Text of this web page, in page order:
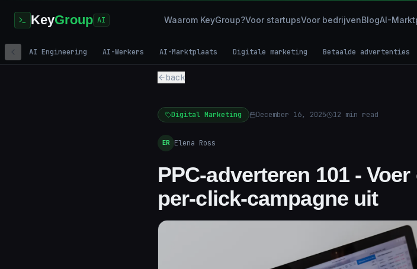
KeyGroup AI Waarom KeyGroup?Voor startupsVoor bedrijvenBlogAI-
AI Engineering AI-Werkers AI-Marktplaats Digitale marketing Betaalde advertenties
back
Digital Marketing December 16, 2025 12 min read
ER Elena Ross
PPC-adverteren 101 -
per-click-campagne uit